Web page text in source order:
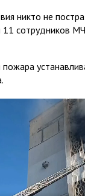
никто не
11 сотрудников